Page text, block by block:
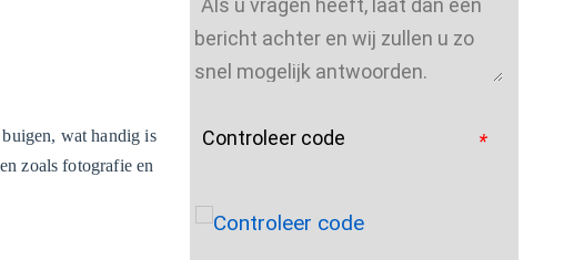
wat handig is
zoals fotografie en
*
Controleer code